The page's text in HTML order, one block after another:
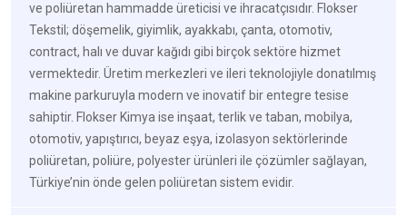
ve poliüretan hammadde üreticisi ve ihracatçısıdır. Flokser
Tekstil; döşemelik, giyimlik, ayakkabı, çanta, otomotiv,
contract, halı ve duvar kağıdı gibi birçok sektöre hizmet
vermektedir. Üretim merkezleri ve ileri teknolojiyle donatılmış
makine parkuruyla modern ve inovatif bir entegre tesise
sahiptir. Flokser Kimya ise inşaat, terlik ve taban, mobilya,
otomotiv, yapıştırıcı, beyaz eşya, izolasyon sektörlerinde
poliüretan, poliüre, polyester ürünleri ile çözümler sağlayan,
Türkiye’nin önde gelen poliüretan sistem evidir.